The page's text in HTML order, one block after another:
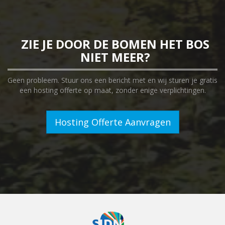
ZIE JE DOOR DE BOMEN HET BOS
NIET MEER?
Geen probleem. Stuur ons een bericht met en wij sturen je gratis
een hosting offerte op maat, zonder enige verplichtingen.
Hosting Offerte Aanvragen